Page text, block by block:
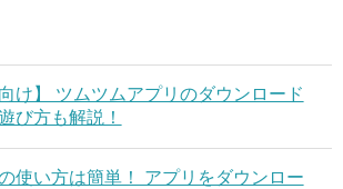
向け】 ツムツムアプリのダウンロード
び方も解説！
使い方は簡単！ アプリをダウンロー